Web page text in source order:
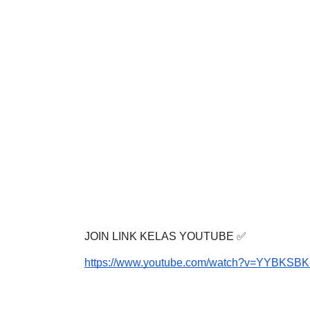
JOIN LINK KELAS YOUTUBE ✅
https://www.youtube.com/